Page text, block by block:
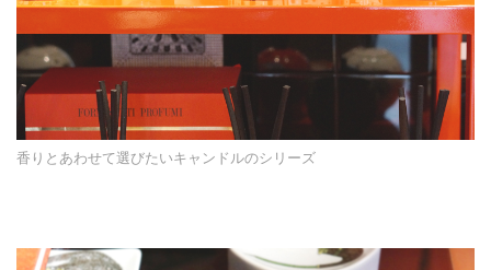
香りとあわせて選びたいキャンドルのシリーズ